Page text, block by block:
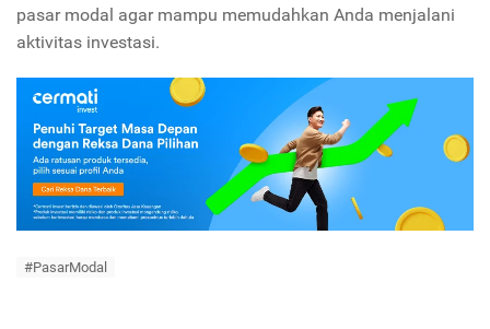
pasar modal agar mampu memudahkan Anda menjalani
aktivitas investasi.
#PasarModal